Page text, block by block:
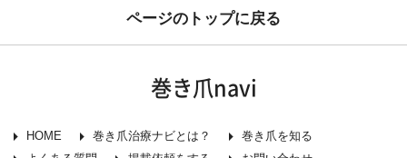
ページのトップに戻る
巻き爪navi
HOME 巻き爪治療ナビとは？
巻き爪を知る